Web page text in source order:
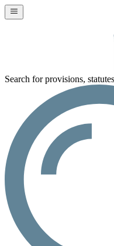
Search for provisions,